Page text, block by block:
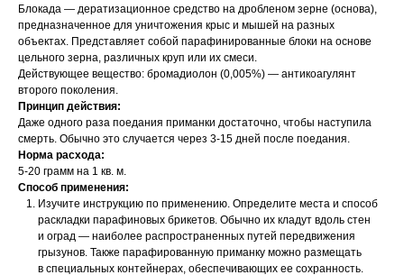
Блокада — дератизационное средство на дробленом зерне (основа),
предназначенное для уничтожения крыс и мышей на разных
объектах. Представляет собой парафинированные блоки на основе
цельного зерна, различных круп или их смеси.
Действующее вещество: бромадиолон (0,005%) — антикоагулянт
второго поколения.
Принцип действия:
Даже одного раза поедания приманки достаточно, чтобы наступила
смерть. Обычно это случается через 3-15 дней после поедания.
Норма расхода:
5-20 грамм на 1 кв. м.
Способ применения:
Изучите инструкцию по применению. Определите места и способ
раскладки парафиновых брикетов. Обычно их кладут вдоль стен
и оград — наиболее распространенных путей передвижения
грызунов. Также парафированную приманку можно размещать
в специальных контейнерах, обеспечивающих ее сохранность.